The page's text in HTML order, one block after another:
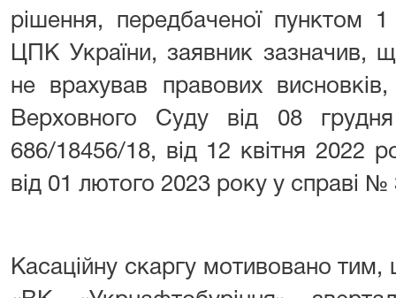
рішення, передбаченої пунктом 1
ЦПК України, заявник зазначив,
не врахував правових
Верховного Суду від 08
686/18456/18, від 12 квітня 2022
від 01 лютого 2023 року у справі
Касаційну скаргу мотивовано